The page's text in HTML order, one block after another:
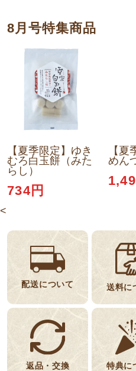
8月号特集商品
【夏季限定】ゆき
むろ白玉餅（みた
らし）
734円
【夏
めん
<
配送について 送料に
返品・交換 特典に